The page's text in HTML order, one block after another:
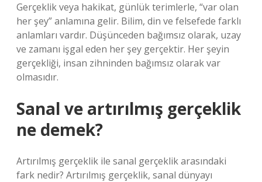
Gerçeklik veya hakikat, günlük terimlerle, “var olan
her şey” anlamına gelir. Bilim, din ve felsefede farklı
anlamları vardır. Düşünceden bağımsız olarak, uzay
ve zamanı işgal eden her şey gerçektir. Her şeyin
gerçekliği, insan zihninden bağımsız olarak var
olmasıdır.
Sanal ve artırılmış gerçeklik
ne demek?
Artırılmış gerçeklik ile sanal gerçeklik arasındaki
fark nedir? Artırılmış gerçeklik, sanal dünyayı